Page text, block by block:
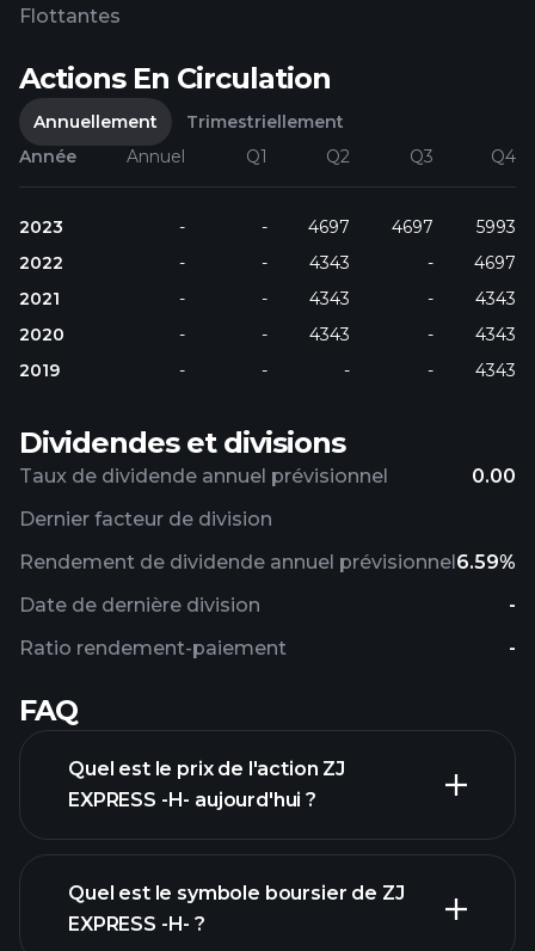
Flottantes
Actions En Circulation
Annuellement
Trimestriellement
Année
Annuel Q1 Q2 Q3 Q4
2023 - - 4697 4697
5993
2022
- - 4343 -
4697
2021
- - 4343 -
4343
2020
- - 4343 -
4343
2019
- - - - 4343
Dividendes et divisions
Taux de dividende annuel prévisionnel 0.00
Rendement de dividende annuel prévisionnel6.59%
Ratio rendement-paiement -
Dernier facteur de division
Date de dernière division -
FAQ
Quel est le prix de l'action ZJ
EXPRESS -H- aujourd'hui ?
Quel est le symbole boursier de ZJ
EXPRESS -H- ?